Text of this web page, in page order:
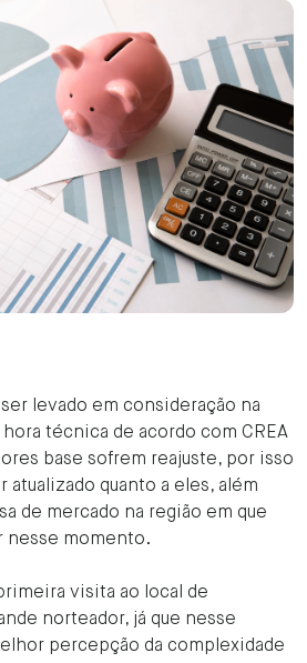
levado em consideração na
técnica de acordo com CREA
base sofrem reajuste, por isso
atualizado quanto a eles, além
de mercado na região em que
nesse momento.
visita ao local de
norteador, já que nesse
percepção da complexidade